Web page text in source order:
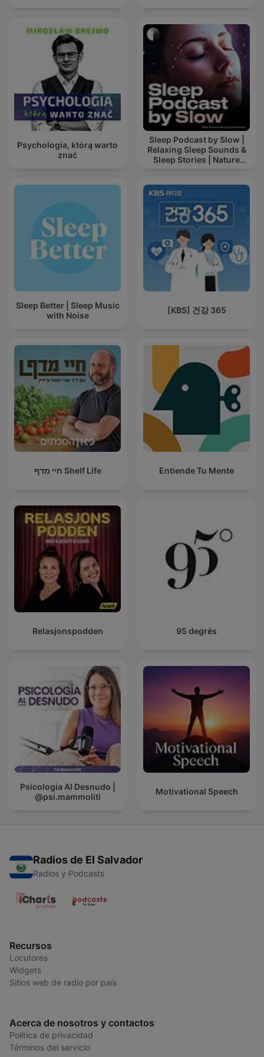
Psychologia, którą warto
znać
Sleep Podcast by Slow |
Relaxing Sleep Sounds &
Sleep Stories | Nature
Sleep Better | Sleep Music
with Noise
[KBS] 건강 365
חיי מדף Shelf Life Entiende Tu Mente
Relasjonspodden 95 degrés
Psicologia Al Desnudo |
@psi.mammoliti
Motivational Speech
Radios de El Salvador
Radios y Podcasts
Recursos
Locutores
Widgets
Sitios web de radio por país
Acerca de nosotros y contactos
Política de privacidad
Términos del servicio